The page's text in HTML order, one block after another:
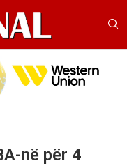
në për 4